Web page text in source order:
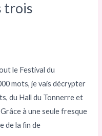
trois
le Festival du
mots, je vais décrypter
du Hall du Tonnerre et
à une seule fresque
de la fin de